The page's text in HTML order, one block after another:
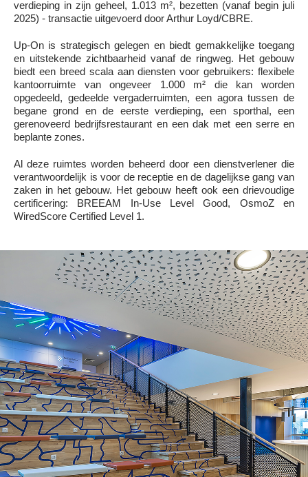
verdieping in zijn geheel, 1.013 m², bezetten (vanaf begin juli
2025) - transactie uitgevoerd door Arthur Loyd/CBRE.
Up-On is strategisch gelegen en biedt gemakkelijke toegang
en uitstekende zichtbaarheid vanaf de ringweg. Het gebouw
biedt een breed scala aan diensten voor gebruikers: flexibele
kantoorruimte van ongeveer 1.000 m² die kan worden
opgedeeld, gedeelde vergaderruimten, een agora tussen de
begane grond en de eerste verdieping, een sporthal, een
gerenoveerd bedrijfsrestaurant en een dak met een serre en
beplante zones.
Al deze ruimtes worden beheerd door een dienstverlener die
verantwoordelijk is voor de receptie en de dagelijkse gang van
zaken in het gebouw. Het gebouw heeft ook een drievoudige
certificering: BREEAM In-Use Level Good, OsmoZ en
WiredScore Certified Level 1.